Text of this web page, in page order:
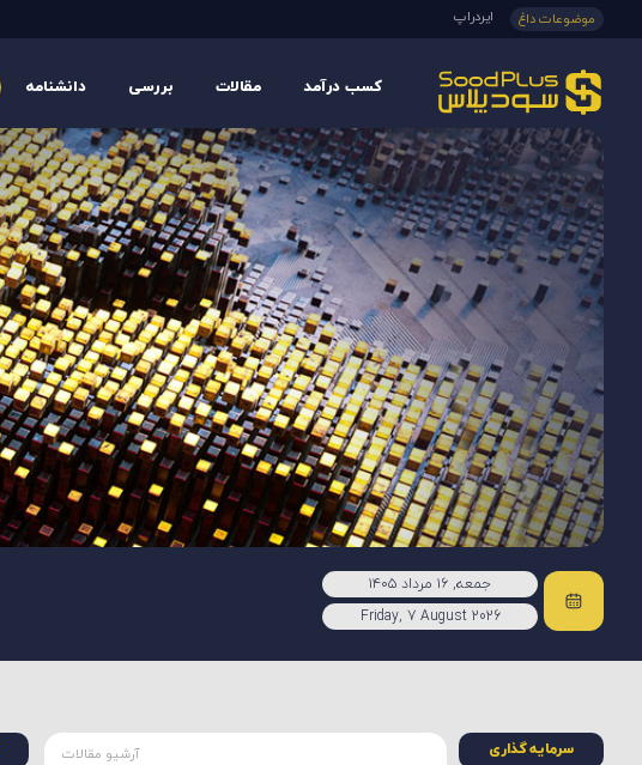
موضوعات داغ ایردراپ
کسب درآمد مقالات بررسی دانشنامه
جمعه, ۱۶ مرداد ۱۴۰۵
Friday, 7 August 2026
سرمایه گذاری آرشیو مقالات